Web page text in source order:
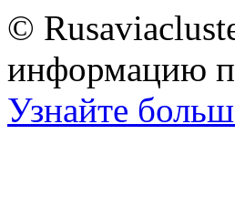
©
информацию
Узнайте